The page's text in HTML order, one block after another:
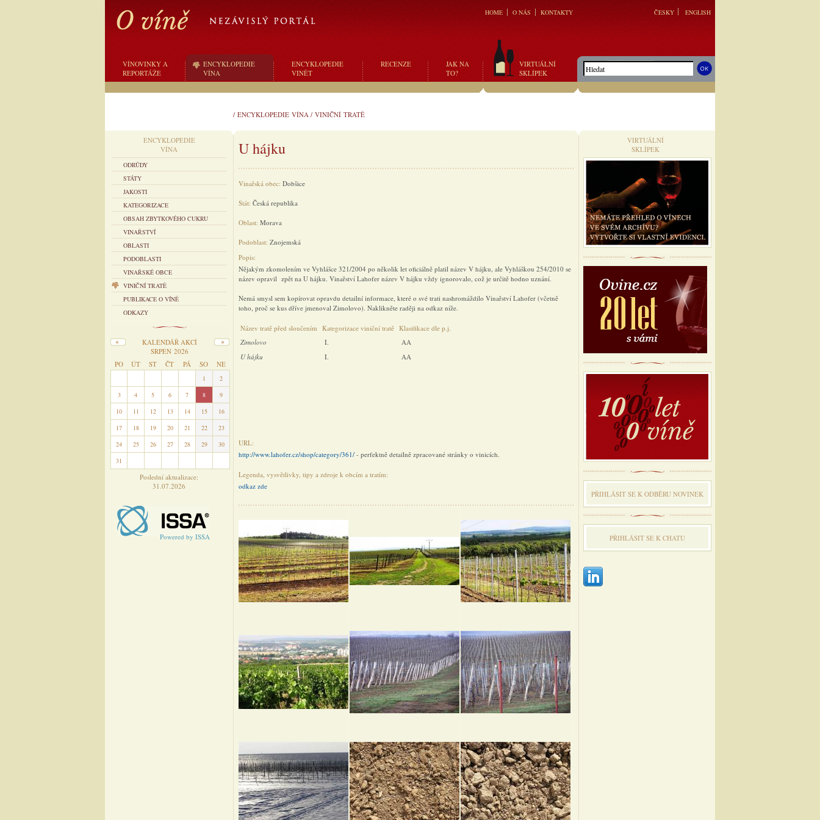
HOME O NÁS KONTAKTY ČESKY ENGLISH
VÍNOVINKY A
REPORTÁŽE
ENCYKLOPEDIE
VÍNA
ENCYKLOPEDIE
VINĚT
RECENZE
JAK NA
TO?
VIRTUÁLNÍ
SKLÍPEK
/ ENCYKLOPEDIE VÍNA / VINIČNÍ TRATĚ
ENCYKLOPEDIE
VÍNA
ODRŮDY
STÁTY
JAKOSTI
KATEGORIZACE
OBSAH ZBYTKOVÉHO CUKRU
VINAŘSTVÍ
OBLASTI
PODOBLASTI
VINAŘSKÉ OBCE
VINIČNÍ TRATĚ
PUBLIKACE O VÍNĚ
ODKAZY
KALENDÁŘ AKCÍ
SRPEN 2026
PO
ÚT ST ČT PÁ SO NE
1
2
3
4 5 6 7 8
9
10
11 12 13 14 15
16
17
18 19 20 21 22
23
24
25 26 27 28 29
30
31
Poslední aktualizace:
31.07.2026
Powered by ISSA
U hájku
Vinařská obec: Dobšice
Stát: Česká republika
Oblast: Morava
Podoblast: Znojemská
Popis:
Nějakým zkomolením ve Vyhlášce 321/2004 po několik let oficiálně platil název V hájku, ale Vyhláškou 254/2010 se
název opravil zpět na U hájku. Vinařství Lahofer název V hájku vždy ignorovalo, což je určitě hodno uznání.
Nemá smysl sem kopírovat opravdu detailní informace, které o své trati nashromáždilo Vinařství Lahofer (včetně
toho, proč se kus dříve jmenoval Zimolovo). Naklikněte raději na odkaz níže.
Název tratě před sloučením Kategorizace viniční tratě Klasifikace dle p.j.
Zimolovo
I.
AA
U hájku
I. AA
URL:
http://www.lahofer.cz/shop/category/361/ - perfektně detailně zpracované stránky o vinicích.
Legenda, vysvětlivky, tipy a zdroje k obcím a tratím:
odkaz zde
VIRTUÁLNÍ
SKLÍPEK
PŘIHLÁSIT SE K ODBĔRU NOVINEK
PŘIHLÁSIT SE K CHATU